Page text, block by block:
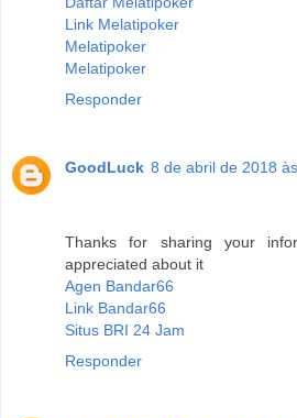
Link Melatipoker
Melatipoker
Melatipoker
Responder
GoodLuck 8 de abril de 2018
Thanks for sharing your
appreciated about it
Agen Bandar66
Link Bandar66
Situs BRI 24 Jam
Responder